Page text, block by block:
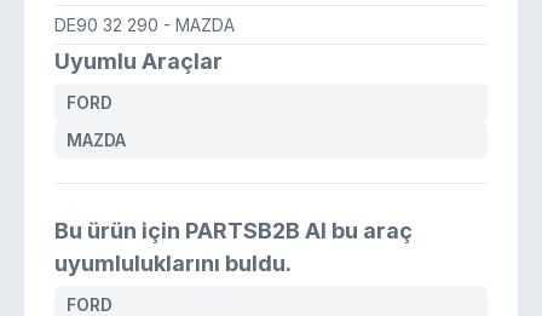
DE90 32 290 - MAZDA
Uyumlu Araçlar
FORD
MAZDA
Bu ürün için PARTSB2B AI bu araç
uyumluluklarını buldu.
FORD